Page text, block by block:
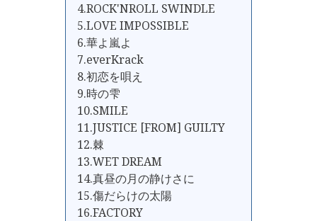
4.ROCK'NROLL SWINDLE
5.LOVE IMPOSSIBLE
6.華よ嵐よ
7.everKrack
8.初恋を唄え
9.時の雫
10.SMILE
11.JUSTICE [FROM] GUILTY
12.棘
13.WET DREAM
14.真昼の月の静けさに
15.傷だらけの太陽
16.FACTORY